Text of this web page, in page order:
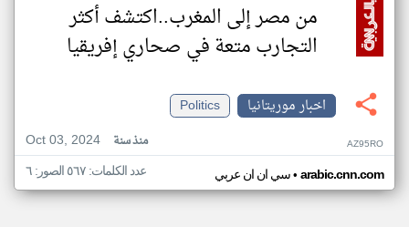
من مصر إلى المغرب..اكتشف أكثر
التجارب متعة في صحاري إفريقيا
اخبار موريتانيا
Politics
Oct 03, 2024
منذ سنة AZ95RO
سي ان ان عربي• arabic.cnn.com عدد الكلمات: ٥٦٧ الصور: ٦